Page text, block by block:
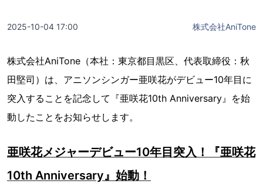
2025-10-04 17:00 株式会社AniTone
株式会社AniTone（本社：東京都目黒区、代表取締役：秋
田堅司）は、アニソンシンガー亜咲花がデビュー10年目に
突入することを記念して『亜咲花10th Anniversary』を始
動したことをお知らせします。
亜咲花メジャーデビュー10年目突入！『亜咲花
10th Anniversary』始動！